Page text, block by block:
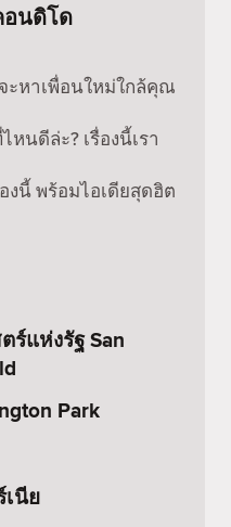
อนดิโด
หาเพื่อนใหม่ใกล้คุณ
นดีล่ะ? เรื่องนี้เรา
นี้ พร้อมไอเดียสุดฮิต
ร์แห่งรัฐ San
Park
นีย